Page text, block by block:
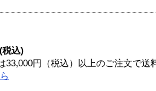
税込)
円（税込）以上のご注文で送